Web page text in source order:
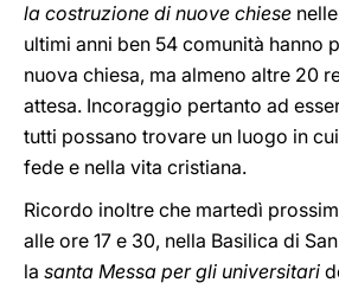
la costruzione di nuove chiese
ultimi anni ben 54 comunità hanno
nuova chiesa, ma almeno altre 20
attesa. Incoraggio pertanto ad
tutti possano trovare un luogo in
fede e nella vita cristiana.
Ricordo inoltre che martedì
alle ore 17 e 30, nella Basilica di
la santa Messa per gli universitari